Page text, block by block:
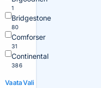
1
Bridgestone
80
Comforser
31
Continental
386
VaataVali